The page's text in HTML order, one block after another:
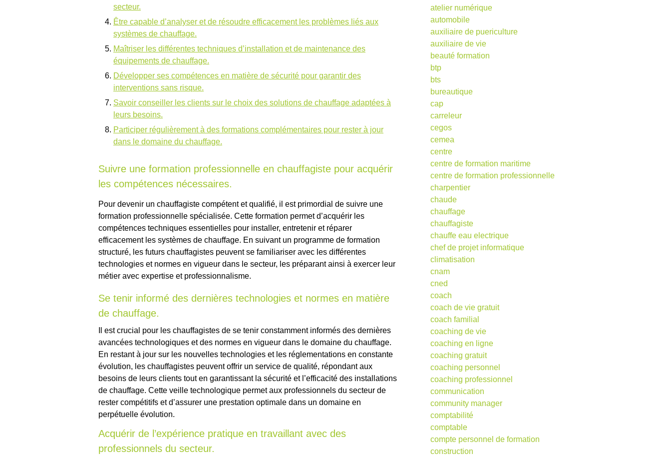
secteur.
Être capable d’analyser et de résoudre efficacement les problèmes liés aux
systèmes de chauffage.
Maîtriser les différentes techniques d’installation et de maintenance des
équipements de chauffage.
Développer ses compétences en matière de sécurité pour garantir des
interventions sans risque.
Savoir conseiller les clients sur le choix des solutions de chauffage adaptées à
leurs besoins.
Participer régulièrement à des formations complémentaires pour rester à jour
dans le domaine du chauffage.
Suivre une formation professionnelle en chauffagiste pour acquérir
les compétences nécessaires.
Pour devenir un chauffagiste compétent et qualifié, il est primordial de suivre une
formation professionnelle spécialisée. Cette formation permet d’acquérir les
compétences techniques essentielles pour installer, entretenir et réparer
efficacement les systèmes de chauffage. En suivant un programme de formation
structuré, les futurs chauffagistes peuvent se familiariser avec les différentes
technologies et normes en vigueur dans le secteur, les préparant ainsi à exercer leur
métier avec expertise et professionnalisme.
Se tenir informé des dernières technologies et normes en matière
de chauffage.
Il est crucial pour les chauffagistes de se tenir constamment informés des dernières
avancées technologiques et des normes en vigueur dans le domaine du chauffage.
En restant à jour sur les nouvelles technologies et les réglementations en constante
évolution, les chauffagistes peuvent offrir un service de qualité, répondant aux
besoins de leurs clients tout en garantissant la sécurité et l’efficacité des installations
de chauffage. Cette veille technologique permet aux professionnels du secteur de
rester compétitifs et d’assurer une prestation optimale dans un domaine en
perpétuelle évolution.
Acquérir de l’expérience pratique en travaillant avec des
professionnels du secteur.
atelier numérique
automobile
auxiliaire de puericulture
auxiliaire de vie
beauté formation
btp
bts
bureautique
cap
carreleur
cegos
cemea
centre
centre de formation maritime
centre de formation professionnelle
charpentier
chaude
chauffage
chauffagiste
chauffe eau electrique
chef de projet informatique
climatisation
cnam
cned
coach
coach de vie gratuit
coach familial
coaching de vie
coaching en ligne
coaching gratuit
coaching personnel
coaching professionnel
communication
community manager
comptabilité
comptable
compte personnel de formation
construction